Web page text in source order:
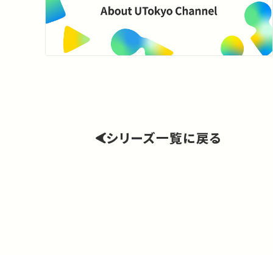
シリーズ一覧に戻る